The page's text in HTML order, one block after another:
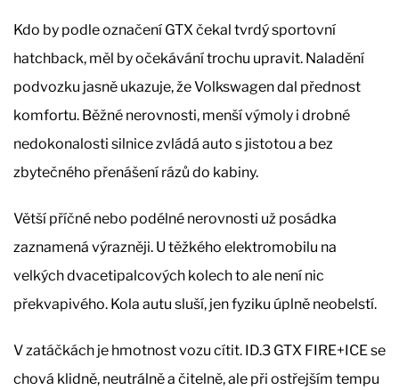
Kdo by podle označení GTX čekal tvrdý sportovní
hatchback, měl by očekávání trochu upravit. Naladění
podvozku jasně ukazuje, že Volkswagen dal přednost
komfortu. Běžné nerovnosti, menší výmoly i drobné
nedokonalosti silnice zvládá auto s jistotou a bez
zbytečného přenášení rázů do kabiny.
Větší příčné nebo podélné nerovnosti už posádka
zaznamená výrazněji. U těžkého elektromobilu na
velkých dvacetipalcových kolech to ale není nic
překvapivého. Kola autu sluší, jen fyziku úplně neobelstí.
V zatáčkách je hmotnost vozu cítit. ID.3 GTX FIRE+ICE se
chová klidně, neutrálně a čitelně, ale při ostřejším tempu